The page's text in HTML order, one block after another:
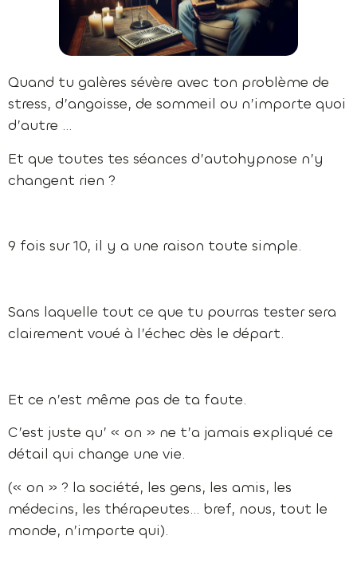
Quand tu galères sévère avec ton problème de
stress, d’angoisse, de sommeil ou n’importe quoi
d’autre …
Et que toutes tes séances d’autohypnose n’y
changent rien ?
9 fois sur 10, il y a une raison toute simple.
Sans laquelle tout ce que tu pourras tester sera
clairement voué à l’échec dès le départ.
Et ce n’est même pas de ta faute.
C’est juste qu’ « on » ne t’a jamais expliqué ce
détail qui change une vie.
(« on » ? la société, les gens, les amis, les
médecins, les thérapeutes… bref, nous, tout le
monde, n’importe qui).